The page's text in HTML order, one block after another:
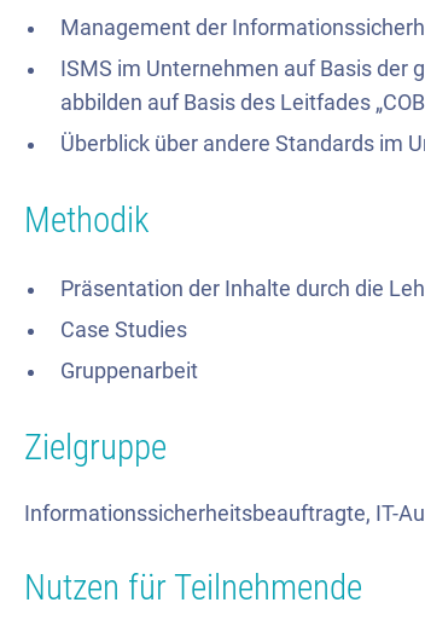
Management der
ISMS im Unternehmen auf Basis der
abbilden auf Basis des Leitfades
Überblick über andere Standards im
Methodik
Präsentation der Inhalte durch die
Case Studies
Gruppenarbeit
Zielgruppe
Informationssicherheitsbeauftragte, IT-
Nutzen für Teilnehmende